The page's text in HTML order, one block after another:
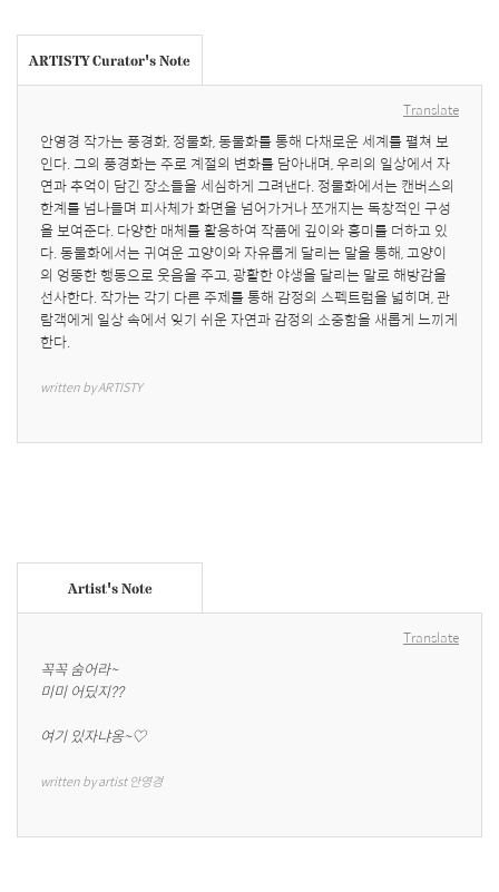
ARTISTY Curator's Note
Translate
안영경 작가는 풍경화, 정물화, 동물화를 통해 다채로운 세계를 펼쳐 보
인다. 그의 풍경화는 주로 계절의 변화를 담아내며, 우리의 일상에서 자
연과 추억이 담긴 장소들을 세심하게 그려낸다. 정물화에서는 캔버스의
한계를 넘나들며 피사체가 화면을 넘어가거나 쪼개지는 독창적인 구성
을 보여준다. 다양한 매체를 활용하여 작품에 깊이와 흥미를 더하고 있
다. 동물화에서는 귀여운 고양이와 자유롭게 달리는 말을 통해, 고양이
의 엉뚱한 행동으로 웃음을 주고, 광활한 야생을 달리는 말로 해방감을
선사한다. 작가는 각기 다른 주제를 통해 감정의 스펙트럼을 넓히며, 관
람객에게 일상 속에서 잊기 쉬운 자연과 감정의 소중함을 새롭게 느끼게
한다.
written by ARTISTY
Artist's Note
Translate
꼭꼭 숨어라~
미미 어딨지??
여기 있자냐옹~♡
written by artist 안영경